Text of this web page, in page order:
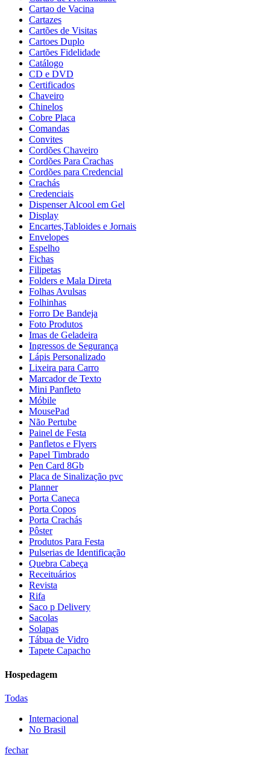
Cartao de Vacina
Cartazes
Cartões de Visitas
Cartoes Duplo
Cartões Fidelidade
Catálogo
CD e DVD
Certificados
Chaveiro
Chinelos
Cobre Placa
Comandas
Convites
Cordões Chaveiro
Cordões Para Crachas
Cordões para Credencial
Crachás
Credenciais
Dispenser Alcool em Gel
Display
Encartes,Tabloides e Jornais
Envelopes
Espelho
Fichas
Filipetas
Folders e Mala Direta
Folhas Avulsas
Folhinhas
Forro De Bandeja
Foto Produtos
Imas de Geladeira
Ingressos de Segurança
Lápis Personalizado
Lixeira para Carro
Marcador de Texto
Mini Panfleto
Móbile
MousePad
Não Pertube
Painel de Festa
Panfletos e Flyers
Papel Timbrado
Pen Card 8Gb
Placa de Sinalização pvc
Planner
Porta Caneca
Porta Copos
Porta Crachás
Pôster
Produtos Para Festa
Pulserias de Identificação
Quebra Cabeça
Receituários
Revista
Rifa
Saco p Delivery
Sacolas
Solapas
Tábua de Vidro
Tapete Capacho
Hospedagem
Todas
Internacional
No Brasil
fechar